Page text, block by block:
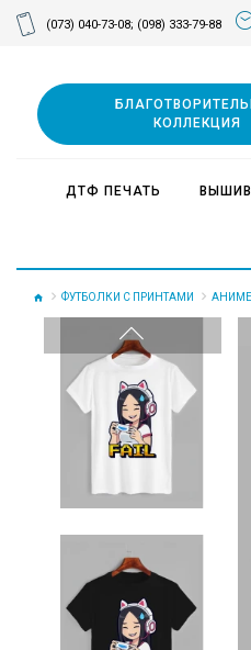
(073) 040-73-08; (098) 333-79-88
КОЛЛЕКЦИЯ
ДТФ ПЕЧАТЬ
ФУТБОЛКИ С ПРИНТАМИ АНИМЕ